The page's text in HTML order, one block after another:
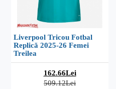
Liverpool Tricou Fotbal
Replică 2025-26 Femei
Treilea
162.66Lei
509.12Lei